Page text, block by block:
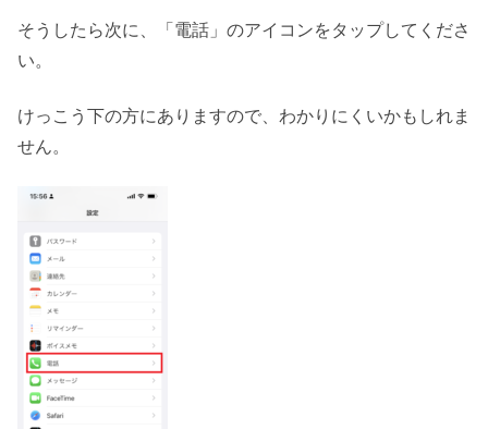
そうしたら次に、「電話」のアイコンをタップしてくださ
い。
けっこう下の方にありますので、わかりにくいかもしれま
せん。